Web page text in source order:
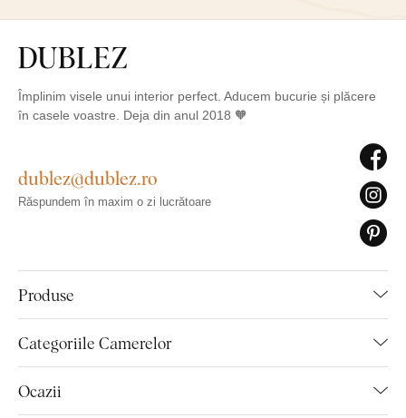
Împlinim visele unui interior perfect. Aducem bucurie și plăcere
în casele voastre. Deja din anul 2018 🧡
Produse
Categoriile Camerelor
Ocazii
dublez@dublez.ro
Răspundem în maxim o zi lucrătoare